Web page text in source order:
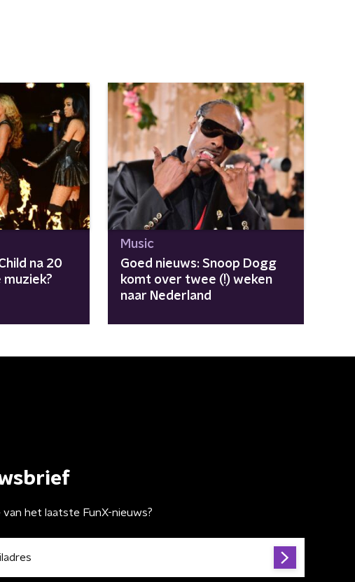
na 20
Music
Goed nieuws: Snoop Dogg
komt over twee (!) weken
naar Nederland
het laatste FunX-nieuws?